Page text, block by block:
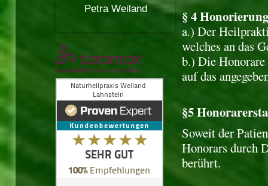
§ 4
a.) Der
welches an das
b.) Die Honorare
auf das
§5
Soweit der
Honorars durch
berührt.
Petra Weiland